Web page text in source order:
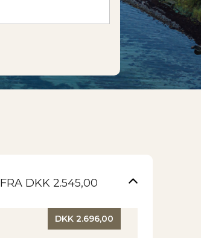
FRA DKK 2.545,00
DKK 2.696,00